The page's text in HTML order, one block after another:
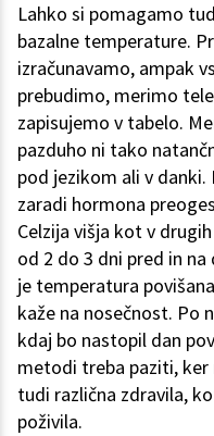
Lahko si pomagamo
bazalne temperature.
izračunavamo, ampak
prebudimo, merimo
zapisujemo v tabelo.
pazduho ni tako
pod jezikom ali v danki.
zaradi hormona
Celzija višja kot v
od 2 do 3 dni pred in
je temperatura
kaže na nosečnost. Po
kdaj bo nastopil dan
metodi treba paziti,
tudi različna zdravila,
poživila.